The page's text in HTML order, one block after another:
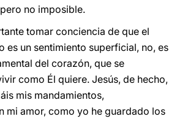
no imposible.
tomar conciencia de que el
es un sentimiento superficial, no, es
del corazón, que se
como Él quiere. Jesús, de hecho,
mis mandamientos,
mi amor, como yo he guardado los